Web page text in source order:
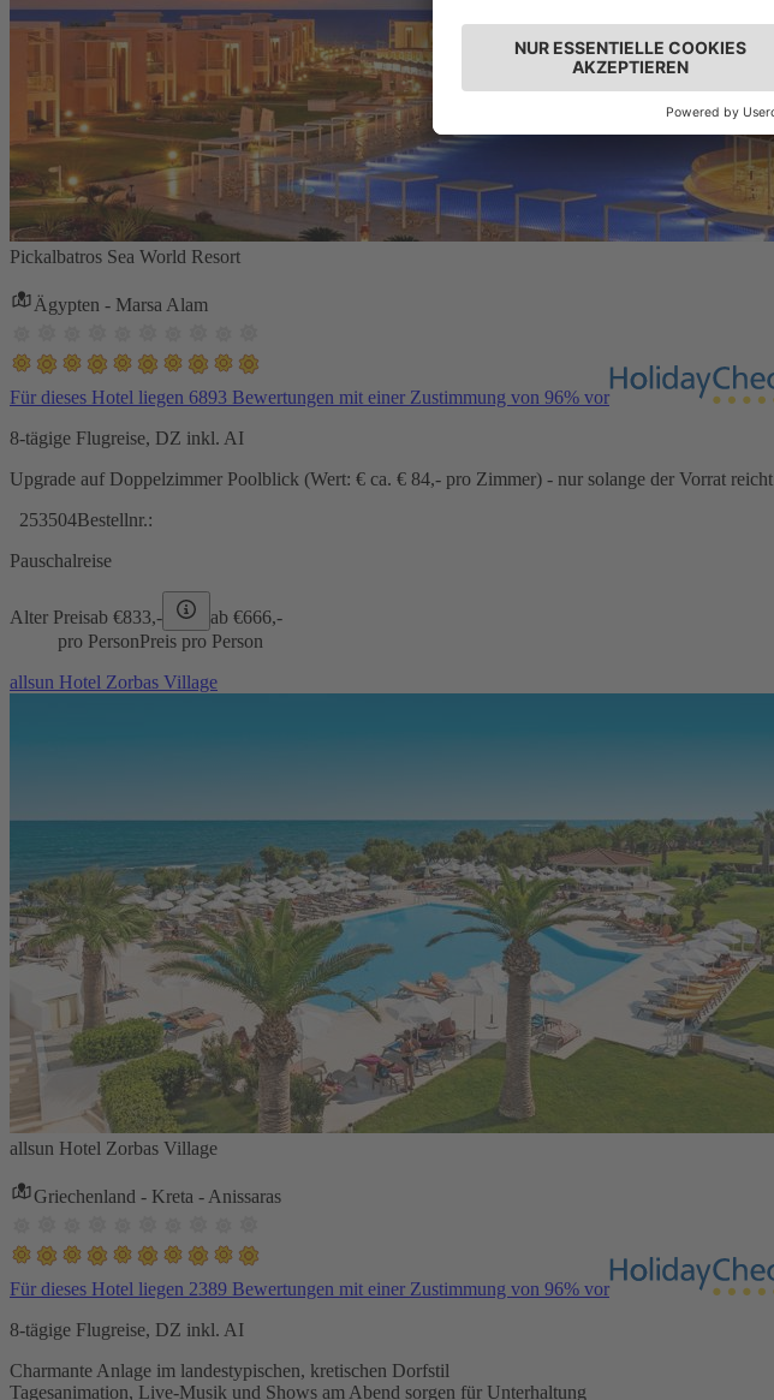
Pickalbatros Sea World Resort
Ägypten - Marsa Alam
Für dieses Hotel liegen 6893 Bewertungen mit einer Zustimmung von 96% vor
8-tägige Flugreise, DZ inkl. AI
Upgrade auf Doppelzimmer Poolblick (Wert: € ca. € 84,- pro Zimmer) - nur solange der Vorrat reicht
253504Bestellnr.:
Pauschalreise
Alter Preisab €833,- ab €666,-
pro PersonPreis pro Person
allsun Hotel Zorbas Village
allsun Hotel Zorbas Village
Griechenland - Kreta - Anissaras
Für dieses Hotel liegen 2389 Bewertungen mit einer Zustimmung von 96% vor
8-tägige Flugreise, DZ inkl. AI
Charmante Anlage im landestypischen, kretischen Dorfstil
Tagesanimation, Live-Musik und Shows am Abend sorgen für Unterhaltung